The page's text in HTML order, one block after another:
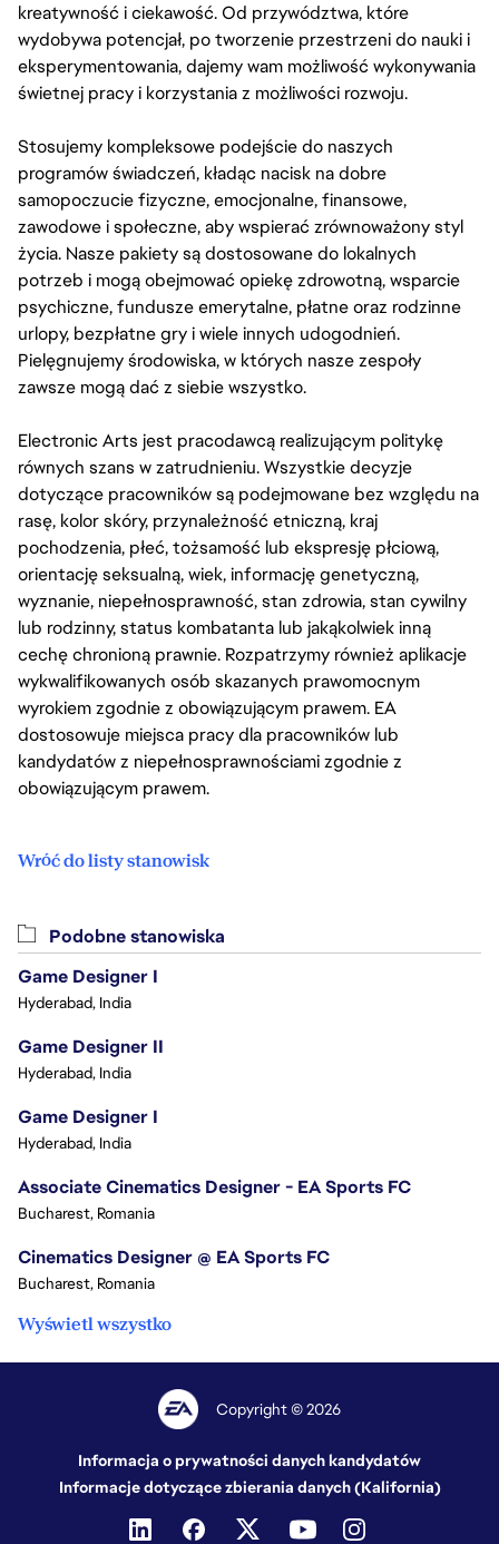
kreatywność i ciekawość. Od przywództwa, które
wydobywa potencjał, po tworzenie przestrzeni do nauki i
eksperymentowania, dajemy wam możliwość wykonywania
świetnej pracy i korzystania z możliwości rozwoju.
Stosujemy kompleksowe podejście do naszych
programów świadczeń, kładąc nacisk na dobre
samopoczucie fizyczne, emocjonalne, finansowe,
zawodowe i społeczne, aby wspierać zrównoważony styl
życia. Nasze pakiety są dostosowane do lokalnych
potrzeb i mogą obejmować opiekę zdrowotną, wsparcie
psychiczne, fundusze emerytalne, płatne oraz rodzinne
urlopy, bezpłatne gry i wiele innych udogodnień.
Pielęgnujemy środowiska, w których nasze zespoły
zawsze mogą dać z siebie wszystko.
Electronic Arts jest pracodawcą realizującym politykę
równych szans w zatrudnieniu. Wszystkie decyzje
dotyczące pracowników są podejmowane bez względu na
rasę, kolor skóry, przynależność etniczną, kraj
pochodzenia, płeć, tożsamość lub ekspresję płciową,
orientację seksualną, wiek, informację genetyczną,
wyznanie, niepełnosprawność, stan zdrowia, stan cywilny
lub rodzinny, status kombatanta lub jakąkolwiek inną
cechę chronioną prawnie. Rozpatrzymy również aplikacje
wykwalifikowanych osób skazanych prawomocnym
wyrokiem zgodnie z obowiązującym prawem. EA
dostosowuje miejsca pracy dla pracowników lub
kandydatów z niepełnosprawnościami zgodnie z
obowiązującym prawem.
Wróć do listy stanowisk
Podobne stanowiska
Game Designer I
Hyderabad, India
Game Designer II
Hyderabad, India
Game Designer I
Hyderabad, India
Associate Cinematics Designer - EA Sports FC
Bucharest, Romania
Cinematics Designer @ EA Sports FC
Bucharest, Romania
Wyświetl wszystko
Copyright © 2026
Informacja o prywatności danych kandydatów
Informacje dotyczące zbierania danych (Kalifornia)